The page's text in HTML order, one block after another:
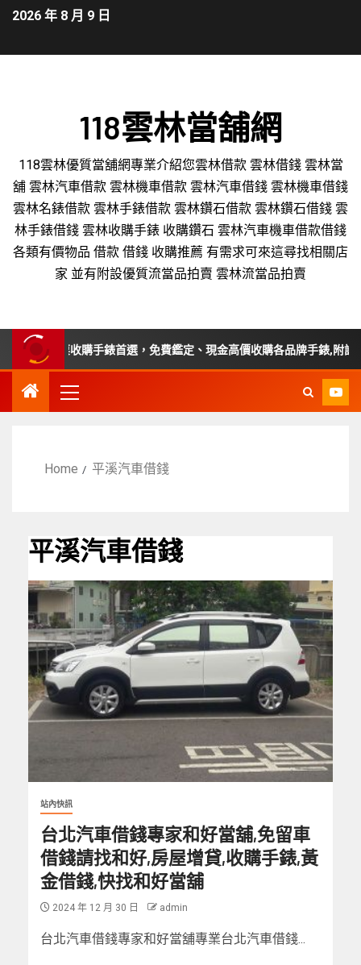
2026 年 8 月 9 日
118雲林當舖網
118雲林優質當舖網專業介紹您雲林借款 雲林借錢 雲林當
舖 雲林汽車借款 雲林機車借款 雲林汽車借錢 雲林機車借錢
雲林名錶借款 雲林手錶借款 雲林鑽石借款 雲林鑽石借錢 雲
林手錶借錢 雲林收購手錶 收購鑽石 雲林汽車機車借款借錢
各類有價物品 借款 借錢 收購推薦 有需求可來這尋找相關店
家 並有附設優質流當品拍賣 雲林流當品拍賣
、苗栗收購手錶首選，免費鑑定、現金高價收購各品牌手錶,附設平價
Home 平溪汽車借錢
平溪汽車借錢
站內快訊
台北汽車借錢專家和好當舖,免留車
借錢請找和好,房屋增貸,收購手錶,黃
金借錢,快找和好當舖
2024 年 12 月 30 日 admin
台北汽車借錢專家和好當舖專業台北汽車借錢...